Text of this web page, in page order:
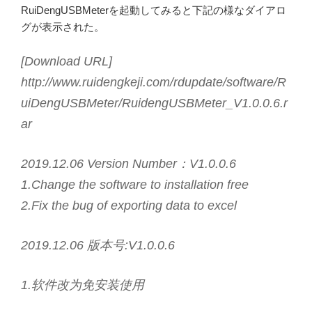
RuiDengUSBMeterを起動してみると下記の様なダイアロ
グが表示された。
[Download URL]
http://www.ruidengkeji.com/rdupdate/software/R
uiDengUSBMeter/RuidengUSBMeter_V1.0.0.6.r
ar
2019.12.06 Version Number：V1.0.0.6
1.Change the software to installation free
2.Fix the bug of exporting data to excel
2019.12.06 版本号:V1.0.0.6
1.软件改为免安装使用